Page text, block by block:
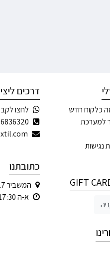
כלקוח חדש
למערכת
נגישות
דרכים
לחצו
כתובתנו
המשביר 17, תל אביב
א-ה 8:30-17:30 , יום ו' 8:30-12:00